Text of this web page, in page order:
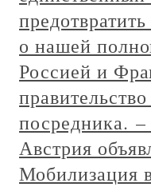
о нашей
Россией и
посредника.
Австрия
Мобилизация